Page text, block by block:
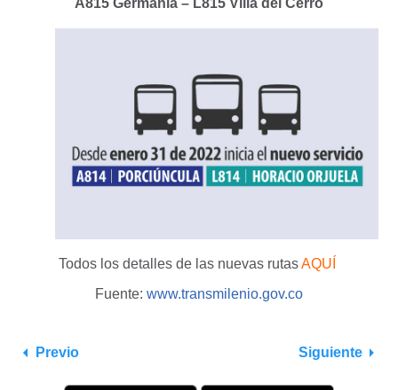
A815 Germania – L815 Villa del Cerro
Todos los detalles de las nuevas rutasAQUÍ
Fuente: www.transmilenio.gov.co
Previo Siguiente